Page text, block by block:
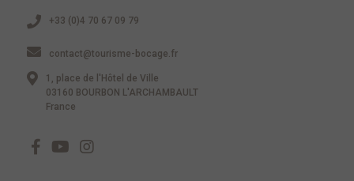
+33 (0)4 70 67 09 79
contact@tourisme-bocage.fr
1, place de l'Hôtel de Ville
03160 BOURBON L'ARCHAMBAULT
France